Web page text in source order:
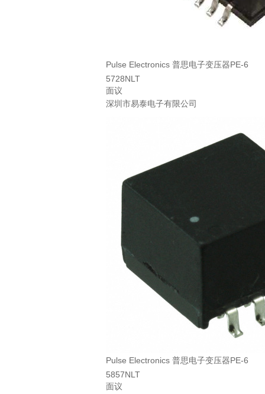
Pulse Electronics 普思电子变压器PE-6
5728NLT
面议
深圳市易泰电子有限公司
Pulse Electronics 普思电子变压器PE-6
5857NLT
面议